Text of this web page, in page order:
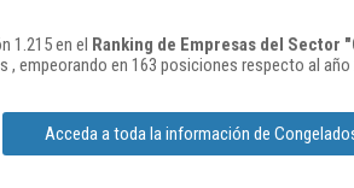
1.215 en el Ranking de Empresas del
, empeorando en 163 posiciones respecto al año
Acceda a toda la información de